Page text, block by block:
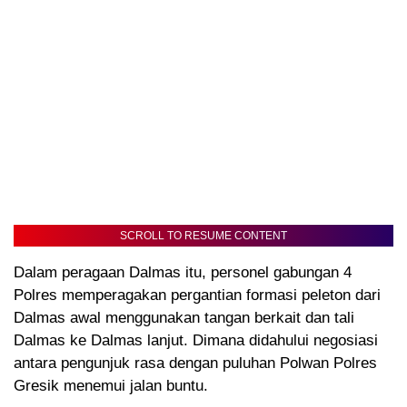
SCROLL TO RESUME CONTENT
Dalam peragaan Dalmas itu, personel gabungan 4
Polres memperagakan pergantian formasi peleton dari
Dalmas awal menggunakan tangan berkait dan tali
Dalmas ke Dalmas lanjut. Dimana didahului negosiasi
antara pengunjuk rasa dengan puluhan Polwan Polres
Gresik menemui jalan buntu.